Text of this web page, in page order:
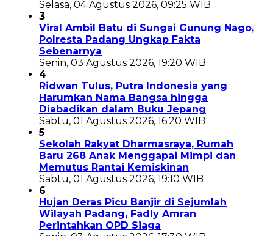
Selasa, 04 Agustus 2026, 09:25 WIB
3
Viral Ambil Batu di Sungai Gunung Nago,
Polresta Padang Ungkap Fakta
Sebenarnya
Senin, 03 Agustus 2026, 19:20 WIB
4
Ridwan Tulus, Putra Indonesia yang
Harumkan Nama Bangsa hingga
Diabadikan dalam Buku Jepang
Sabtu, 01 Agustus 2026, 16:20 WIB
5
Sekolah Rakyat Dharmasraya, Rumah
Baru 268 Anak Menggapai Mimpi dan
Memutus Rantai Kemiskinan
Sabtu, 01 Agustus 2026, 19:10 WIB
6
Hujan Deras Picu Banjir di Sejumlah
Wilayah Padang, Fadly Amran
Perintahkan OPD Siaga